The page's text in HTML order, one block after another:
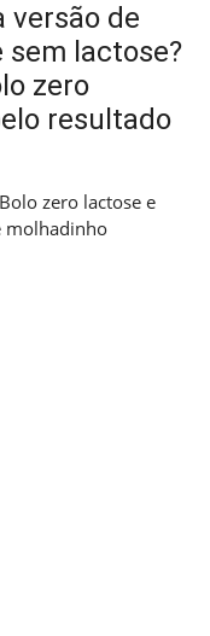
versão de
sem lactose?
zero
resultado
Bolo zero lactose e
molhadinho